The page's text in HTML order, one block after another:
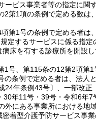
ービス事業者等の指定に関
2第1項の条例で定める数は
第1号の条例で定める者は
定するサービスに係る指定
病床を有する診療所を開設
1号、第115条の12第2項第
の条例で定める者は、法人と
24年条例43号〕、一部改正
30年11号・39号・令和6年7
外にある事業所における地
密着型介護予防サービス事